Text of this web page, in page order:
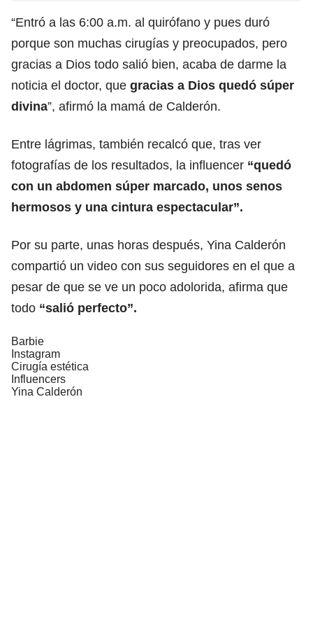
“Entró a las 6:00 a.m. al quirófano y pues duró
porque son muchas cirugías y preocupados, pero
gracias a Dios todo salió bien, acaba de darme la
noticia el doctor, que gracias a Dios quedó súper
divina”, afirmó la mamá de Calderón.
Entre lágrimas, también recalcó que, tras ver
fotografías de los resultados, la influencer “quedó
con un abdomen súper marcado, unos senos
hermosos y una cintura espectacular”.
Por su parte, unas horas después, Yina Calderón
compartió un video con sus seguidores en el que a
pesar de que se ve un poco adolorida, afirma que
todo “salió perfecto”.
Barbie
Instagram
Cirugía estética
Influencers
Yina Calderón